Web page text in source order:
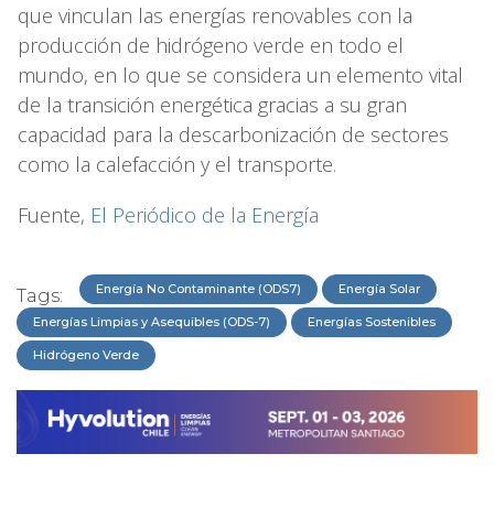
que vinculan las energías renovables con la
producción de hidrógeno verde en todo el
mundo, en lo que se considera un elemento vital
de la transición energética gracias a su gran
capacidad para la descarbonización de sectores
como la calefacción y el transporte.
Fuente, El Periódico de la Energía
Tags: Energía No Contaminante (ODS7) Energía Solar
Energías Limpias y Asequibles (ODS-7) Energías Sostenibles
Hidrógeno Verde